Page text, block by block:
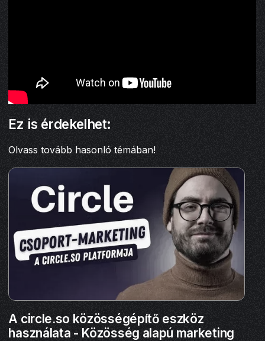
Ez is érdekelhet:
Olvass tovább hasonló témában!
A circle.so közösségépítő eszköz
használata - Közösség alapú marketing